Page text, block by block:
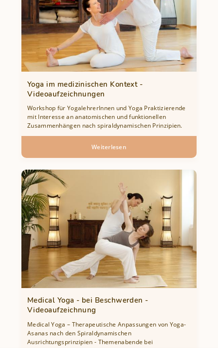
&
Winter
Yoga im medizinischen Kontext -
Videoaufzeichnungen
Workshop für YogalehrerInnen und Yoga Praktizierende
mit Interesse an anatomischen und funktionellen
Zusammenhängen nach spiraldynamischen Prinzipien.
Weiterlesen
Yoga
im
Kontext
-
Videoaufzeichnungen
Medical Yoga - bei Beschwerden -
Videoaufzeichnung
Medical Yoga – Therapeutische Anpassungen von Yoga-
Asanas nach den Spiraldynamischen
Ausrichtungsprinzipien - Themenabende bei